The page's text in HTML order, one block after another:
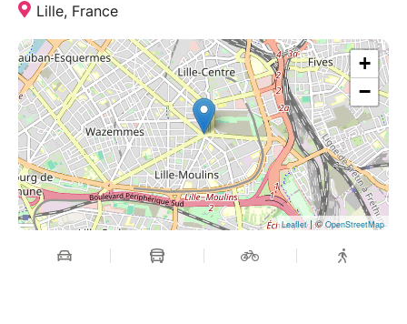
Lille, France
+
−
Leaflet| ©OpenStreetMap